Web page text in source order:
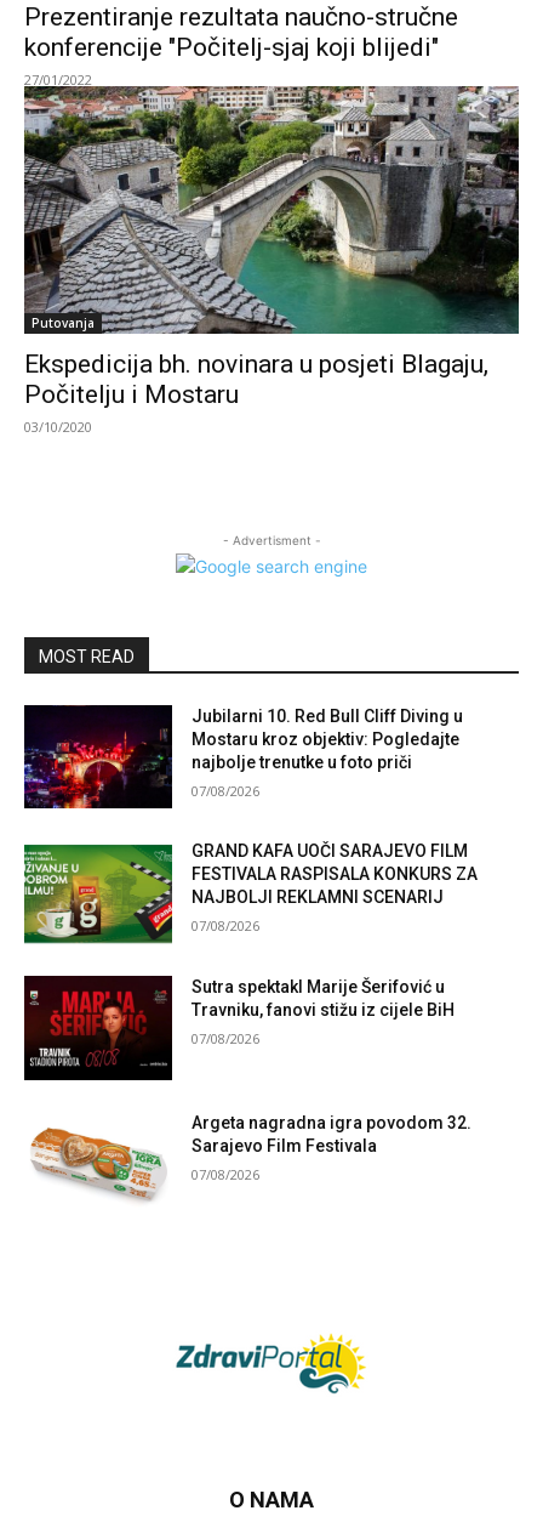
Prezentiranje rezultata naučno-stručne
konferencije "Počitelj-sjaj koji blijedi"
27/01/2022
Putovanja
Ekspedicija bh. novinara u posjeti Blagaju,
Počitelju i Mostaru
03/10/2020
- Advertisment -
MOST READ
Jubilarni 10. Red Bull Cliff Diving u
Mostaru kroz objektiv: Pogledajte
najbolje trenutke u foto priči
07/08/2026
GRAND KAFA UOČI SARAJEVO FILM
FESTIVALA RASPISALA KONKURS ZA
NAJBOLJI REKLAMNI SCENARIJ
07/08/2026
Sutra spektakl Marije Šerifović u
Travniku, fanovi stižu iz cijele BiH
07/08/2026
Argeta nagradna igra povodom 32.
Sarajevo Film Festivala
07/08/2026
O NAMA